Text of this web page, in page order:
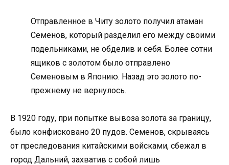
Отправленное в Читу золото получил атаман
Семенов, который разделил его между своими
подельниками, не обделив и себя. Более сотни
ящиков с золотом было отправлено
Семеновым в Японию. Назад это золото по-
прежнему не вернулось.
В 1920 году, при попытке вывоза золота за границу,
было конфисковано 20 пудов. Семенов, скрываясь
от преследования китайскими войсками, сбежал в
город Дальний, захватив с собой лишь